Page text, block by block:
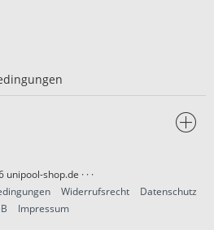
unipool-shop.de · · ·
Widerrufsrecht
Datenschutz
Impressum